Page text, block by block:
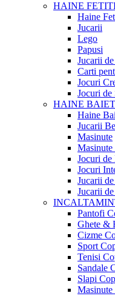
HAINE
Haine
Jucarii
Lego
Papusi
Jucarii
Carti
Jocuri
Jocuri de
HAINE
Haine
Jucarii
Masinute
Masinute
Jocuri
Jocuri
Jucarii
Jucarii
Pantofi
Ghete &
Cizme
Sport
Tenisi
Sandale
Slapi
Masinute